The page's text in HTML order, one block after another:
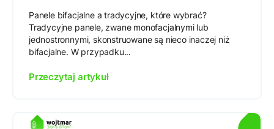
Panele bifacjalne a tradycyjne, które wybrać?
Tradycyjne panele, zwane monofacjalnymi lub
jednostronnymi, skonstruowane są nieco inaczej niż
bifacjalne. W przypadku...
Przeczytaj artykuł